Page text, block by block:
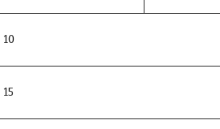
10
15